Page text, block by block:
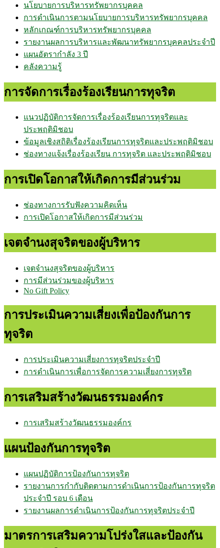
นโยบายการบริหารทรัพยากรบุคคล
การดำเนินการตามนโยบายการบริหารทรัพยากรบุคคล
หลักเกณฑ์การบริหารทรัพยากรบุคคล
รายงานผลการบริหารและพัฒนาทรัพยากรบุคคลประจำปี
แผนอัตรากำลัง 3 ปี
คลังความรู้
การจัดการเรื่องร้องเรียนการทุจริต
แนวปฏิบัติการจัดการเรื่องร้องเรียนการทุจริตและ
ประพฤติมิชอบ
ข้อมูลเชิงสถิติเรื่องร้องเรียนการทุจริตและประพฤติมิชอบ
ช่องทางแจ้งเรื่องร้องเรียน การทุจริต และประพฤติมิชอบ
การเปิดโอกาสให้เกิดการมีส่วนร่วม
ช่องทางการรับฟังความคิดเห็น
การเปิดโอกาสให้เกิดการมีส่วนร่วม
เจตจำนงสุจริตของผู้บริหาร
เจตจำนงสุจริตของผู้บริหาร
การมีส่วนร่วมของผู้บริหาร
No Gift Policy
การประเมินความเสี่ยงเพื่อป้องกันการ
ทุจริต
การประเมินความเสี่ยงการทุจริตประจำปี
การดำเนินการเพื่อการจัดการความเสี่ยงการทุจริต
การเสริมสร้างวัฒนธรรมองค์กร
การเสริมสร้างวัฒนธรรมองค์กร
แผนป้องกันการทุจริต
แผนปฏิบัติการป้องกันการทุจริต
รายงานการกำกับติดตามการดำเนินการป้องกันการทุจริต
ประจำปี รอบ 6 เดือน
รายงานผลการดำเนินการป้องกันการทุจริตประจำปี
มาตรการเสริมความโปร่งใสและป้องกัน